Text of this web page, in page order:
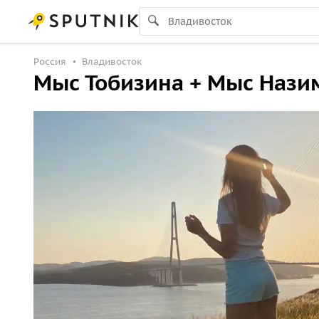
Россия Владивосток
Мыс Тобизина + Мыс